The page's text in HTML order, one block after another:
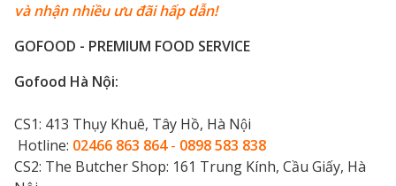
và nhận nhiều ưu đãi hấp dẫn!
GOFOOD - PREMIUM FOOD SERVICE
Gofood Hà Nội:
CS1: 413 Thụy Khuê, Tây Hồ, Hà Nội
Hotline: 02466 863 864- 0898 583 838
CS2: The Butcher Shop: 161 Trung Kính, Cầu Giấy, Hà